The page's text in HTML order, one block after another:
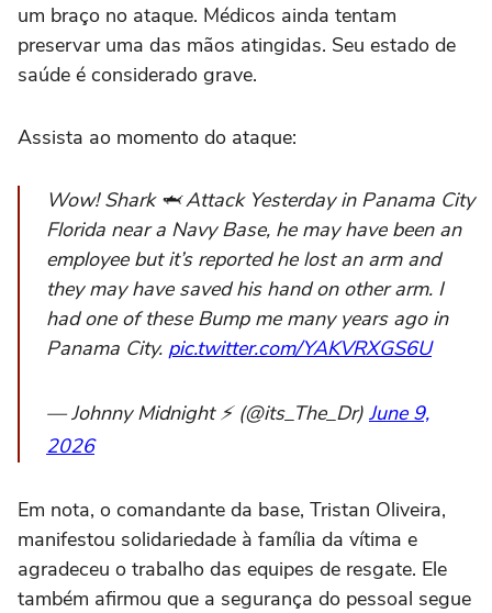
um braço no ataque. Médicos ainda tentam
preservar uma das mãos atingidas. Seu estado de
saúde é considerado grave.
Assista ao momento do ataque:
Wow! Shark 🦈 Attack Yesterday in Panama City
Florida near a Navy Base, he may have been an
employee but it’s reported he lost an arm and
they may have saved his hand on other arm. I
had one of these Bump me many years ago in
Panama City. pic.twitter.com/YAKVRXGS6U
— Johnny Midnight ⚡️ (@its_The_Dr) June 9,
2026
Em nota, o comandante da base, Tristan Oliveira,
manifestou solidariedade à família da vítima e
agradeceu o trabalho das equipes de resgate. Ele
também afirmou que a segurança do pessoal segue